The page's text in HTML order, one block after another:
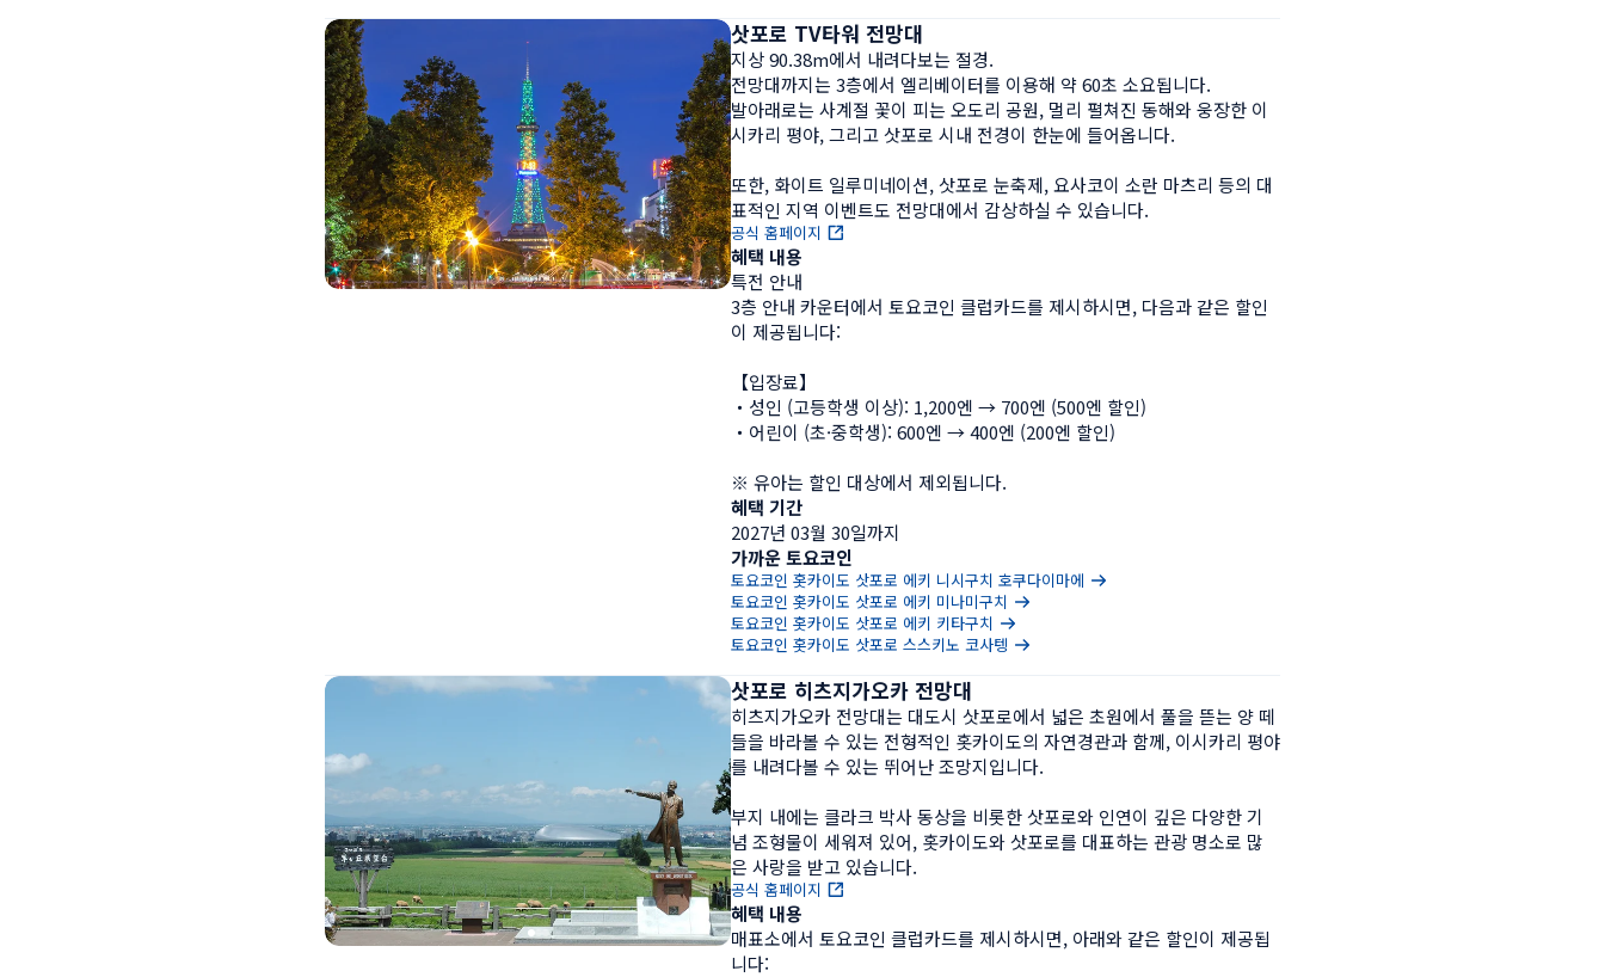
삿포로 TV타워 전망대
지상 90.38m에서 내려다보는 절경.
전망대까지는 3층에서 엘리베이터를 이용해 약 60초 소요됩니다.
발아래로는 사계절 꽃이 피는 오도리 공원, 멀리 펼쳐진 동해와 웅장한 이
시카리 평야, 그리고 삿포로 시내 전경이 한눈에 들어옵니다.
또한, 화이트 일루미네이션, 삿포로 눈축제, 요사코이 소란 마츠리 등의 대
표적인 지역 이벤트도 전망대에서 감상하실 수 있습니다.
공식 홈페이지
혜택 내용
특전 안내
3층 안내 카운터에서 토요코인 클럽카드를 제시하시면, 다음과 같은 할인
이 제공됩니다:
【입장료】
・성인 (고등학생 이상): 1,200엔 → 700엔 (500엔 할인)
・어린이 (초·중학생): 600엔 → 400엔 (200엔 할인)
※ 유아는 할인 대상에서 제외됩니다.
혜택 기간
2027년 03월 30일까지
가까운 토요코인
토요코인 홋카이도 삿포로 에키 니시구치 호쿠다이마에
토요코인 홋카이도 삿포로 에키 미나미구치
토요코인 홋카이도 삿포로 에키 키타구치
토요코인 홋카이도 삿포로 스스키노 코사텡
삿포로 히츠지가오카 전망대
히츠지가오카 전망대는 대도시 삿포로에서 넓은 초원에서 풀을 뜯는 양 떼
들을 바라볼 수 있는 전형적인 홋카이도의 자연경관과 함께, 이시카리 평야
를 내려다볼 수 있는 뛰어난 조망지입니다.
부지 내에는 클라크 박사 동상을 비롯한 삿포로와 인연이 깊은 다양한 기
념 조형물이 세워져 있어, 홋카이도와 삿포로를 대표하는 관광 명소로 많
은 사랑을 받고 있습니다.
공식 홈페이지
혜택 내용
매표소에서 토요코인 클럽카드를 제시하시면, 아래와 같은 할인이 제공됩
니다: